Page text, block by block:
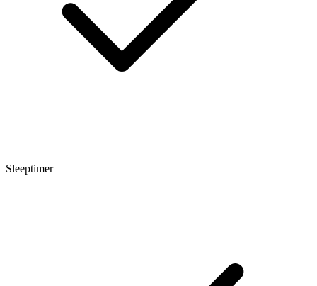
Sleeptimer